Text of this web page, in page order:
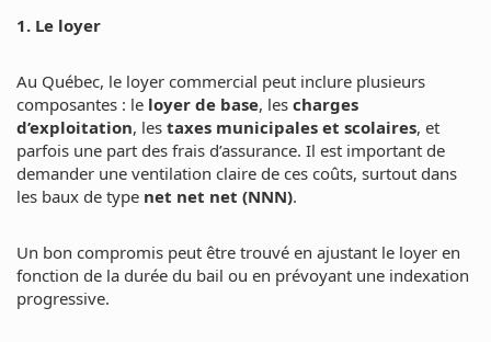
1. Le loyer
Au Québec, le loyer commercial peut inclure plusieurs
composantes : le loyer de base, les charges
d’exploitation, les taxes municipales et scolaires, et
parfois une part des frais d’assurance. Il est important de
demander une ventilation claire de ces coûts, surtout dans
les baux de type net net net (NNN).
Un bon compromis peut être trouvé en ajustant le loyer en
fonction de la durée du bail ou en prévoyant une indexation
progressive.